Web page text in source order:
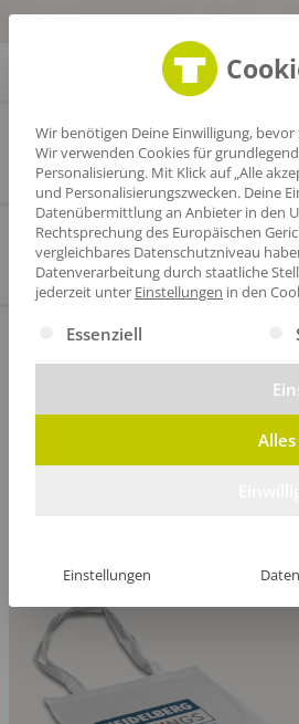
Wir benötigen Deine Einwilligung,
Wir verwenden Cookies für
Personalisierung. Mit Klick auf „Alle
und Personalisierungszwecken. Deine
Datenübermittlung an Anbieter in den
Rechtsprechung des Europäischen
vergleichbares Datenschutzniveau
Datenverarbeitung durch staatliche
jederzeit unter Einstellungen in den
Es folgt eine Liste der Service-
Essenziell
Einstellungen